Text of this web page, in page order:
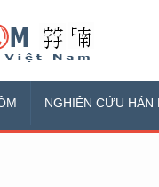
NGHIÊN CỨU HÁN